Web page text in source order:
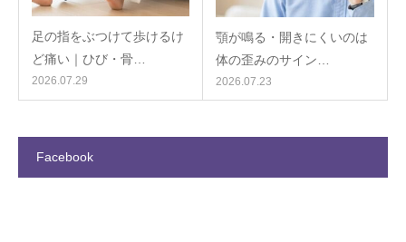
足の指をぶつけて歩けるけ
ど痛い｜ひび・骨…
2026.07.29
顎が鳴る・開きにくいのは
体の歪みのサイン…
2026.07.23
Facebook